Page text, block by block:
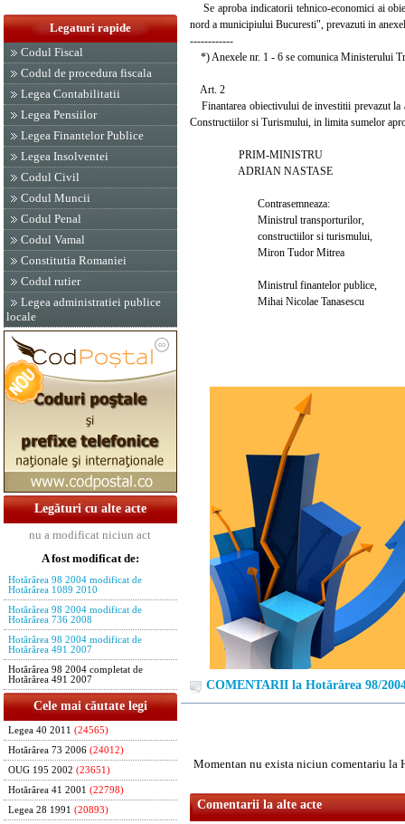
Legaturi rapide
Codul Fiscal
Codul de procedura fiscala
Legea Contabilitatii
Legea Pensiilor
Legea Finantelor Publice
Legea Insolventei
Codul Civil
Codul Muncii
Codul Penal
Codul Vamal
Constitutia Romaniei
Codul rutier
Legea administratiei publice
locale
Legături cu alte acte
nu a modificat niciun act
A fost modificat de:
Hotărârea 98 2004 modificat de
Hotărârea 1089 2010
Hotărârea 98 2004 modificat de
Hotărârea 736 2008
Hotărârea 98 2004 modificat de
Hotărârea 491 2007
Hotărârea 98 2004 completat de
Hotărârea 491 2007
Cele mai căutate legi
Legea 40 2011 (24565)
Hotărârea 73 2006 (24012)
OUG 195 2002 (23651)
Hotărârea 41 2001 (22798)
Legea 28 1991 (20893)
Se aproba indicatorii tehnico-economici ai
nord a municipiului Bucuresti", prevazuti in
------------
*) Anexele nr. 1 - 6 se comunica Ministerului
Art. 2
Finantarea obiectivului de investitii prevazut la
Constructiilor si Turismului, in limita sumelor
PRIM-MINISTRU
ADRIAN NASTASE
Contrasemneaza:
Ministrul transporturilor,
constructiilor si turismului,
Miron Tudor Mitrea
Ministrul finantelor publice,
Mihai Nicolae Tanasescu
COMENTARII la Hotărârea 98/
Momentan nu exista niciun comentariu la
Comentarii la alte acte